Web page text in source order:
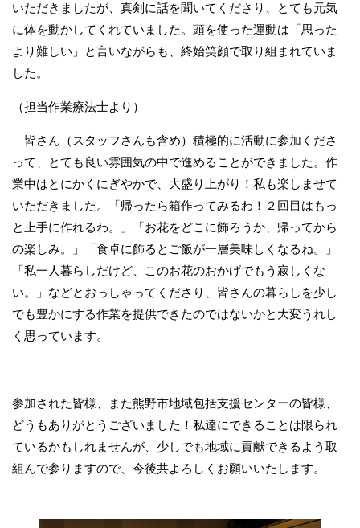
いただきましたが、真剣に話を聞いてくださり、とても元気
に体を動かしてくれていました。頭を使った運動は「思った
より難しい」と言いながらも、終始笑顔で取り組まれていま
した。
（担当作業療法士より）
皆さん（スタッフさんも含め）積極的に活動に参加くださ
って、とても良い雰囲気の中で進めることができました。作
業中はとにかくにぎやかで、大盛り上がり！私も楽しませて
いただきました。「帰ったら箱作ってみるわ！２回目はもっ
と上手に作れるわ。」「お花をどこに飾ろうか、帰ってから
の楽しみ。」「食卓に飾るとご飯が一層美味しくなるね。」
「私一人暮らしだけど、このお花のおかげでもう寂しくな
い。」などとおっしゃってくださり、皆さんの暮らしを少し
でも豊かにする作業を提供できたのではないかと大変うれし
く思っています。
参加された皆様、また熊野市地域包括支援センターの皆様、
どうもありがとうございました！私達にできることは限られ
ているかもしれませんが、少しでも地域に貢献できるよう取
組んで参りますので、今後共よろしくお願いいたします。